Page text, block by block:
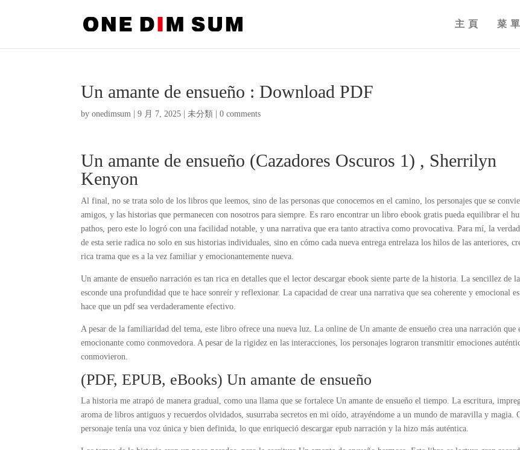
主頁 菜單
Un amante de ensueño : Download PDF
byonedimsum |9 月 7, 2025 |未分類 |0 comments
Un amante de ensueño (Cazadores Oscuros 1) , Sherrilyn
Kenyon
Al final, no se trata solo de los libros que leemos, sino de las personas que conocemos en el camino, los personajes que se
amigos, y las historias que permanecen con nosotros para siempre. Es raro encontrar un libro ebook gratis pueda equilibrar el
pathos, pero este lo logró con una facilidad notable, y una narrativa que era tanto atractiva como provocativa. Para mí, la
de esta serie radica no solo en sus historias individuales, sino en cómo cada nueva entrega entrelaza los hilos de las anteriores,
rica trama que es a la vez familiar y emocionantemente nueva.
Un amante de ensueño narración es tan rica en detalles que el lector descargar ebook siente parte de la historia. La sencillez de
esconde una profundidad que te hace sonreír y reflexionar. La capacidad de crear una narrativa que sea coherente y emocional
hace que un pdf sea verdaderamente efectivo.
A pesar de la familiaridad del tema, este libro ofrece una nueva luz. La online de Un amante de ensueño crea una narración que
emocionante como conmovedora. A pesar de la rigidez en las interacciones, los personajes lograron transmitir emociones
conmovieron.
(PDF, EPUB, eBooks) Un amante de ensueño
La historia me atrapó de manera gradual, como una llama que se fortalece Un amante de ensueño el tiempo. La escritura,
aroma de libros antiguos y recuerdos olvidados, susurraba secretos en mi oído, atrayéndome a un mundo de maravilla y magia.
personaje tenía una voz única y bien definida, lo que enriqueció descargar epub narración y la hizo más auténtica.